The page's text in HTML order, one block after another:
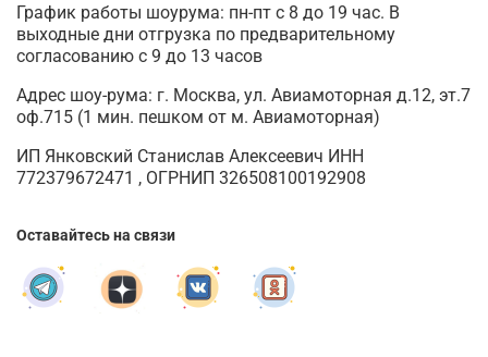
График работы шоурума: пн-пт с 8 до 19 час. В
выходные дни отгрузка по предварительному
согласованию с 9 до 13 часов
Адрес шоу-рума: г. Москва, ул. Авиамоторная д.12, эт.7
оф.715 (1 мин. пешком от м. Авиамоторная)
ИП Янковский Станислав Алексеевич ИНН
772379672471 , ОГРНИП 326508100192908
Оставайтесь на связи